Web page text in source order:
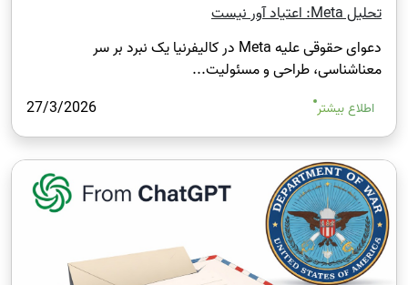
تحلیل Meta: اعتیاد آور نیست
دعوای حقوقی علیه Meta در کالیفرنیا یک نبرد بر سر
معناشناسی، طراحی و مسئولیت...
اطلاع بیشتر 27/3/2026